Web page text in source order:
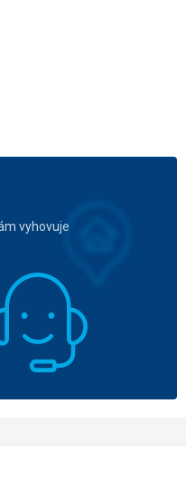
vyhovuje